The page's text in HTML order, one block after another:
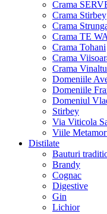
Crama
Crama Stirbey
Crama
Crama TE
Crama Tohani
Crama
Crama
Domeniile
Domeniile
Domeniul
Stirbey
Via Viticola
Viile
Distilate
Bauturi
Brandy
Cognac
Digestive
Gin
Lichior